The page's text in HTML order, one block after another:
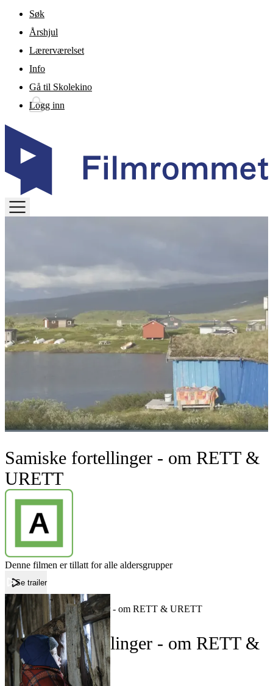
Gå til hovedinnhold
Søk
Årshjul
Lærerværelset
Info
Gå til Skolekino
Logg inn
Samiske fortellinger - om RETT &
URETT
Denne filmen er tillatt for alle aldersgrupper
Se trailer
Forside Samiske fortellinger - om RETT & URETT
Samiske fortellinger - om RETT &
URETT
Film